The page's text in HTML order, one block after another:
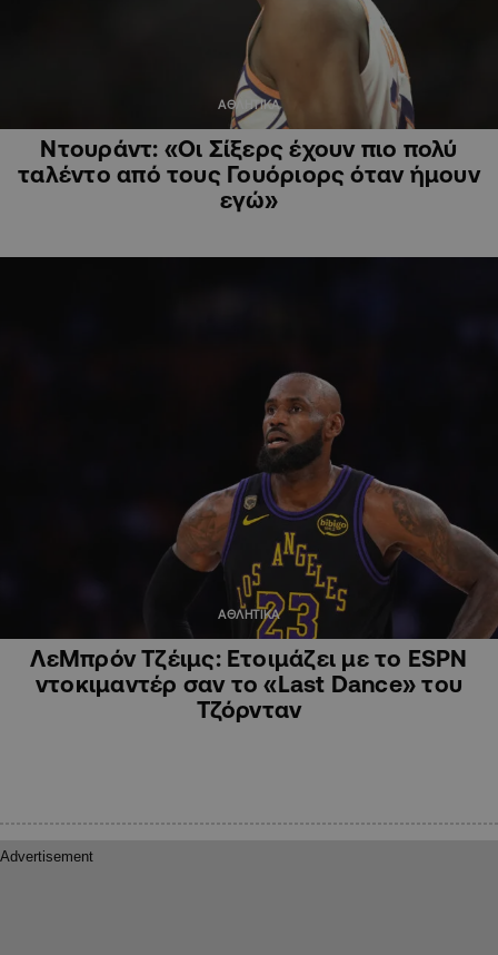
ΑΘΛΗΤΙΚΑ
Ντουράντ: «Οι Σίξερς έχουν πιο πολύ
ταλέντο από τους Γουόριορς όταν ήμουν
εγώ»
ΑΘΛΗΤΙΚΑ
ΛεΜπρόν Τζέιμς: Ετοιμάζει με το ESPN
ντοκιμαντέρ σαν το «Last Dance» του
Τζόρνταν